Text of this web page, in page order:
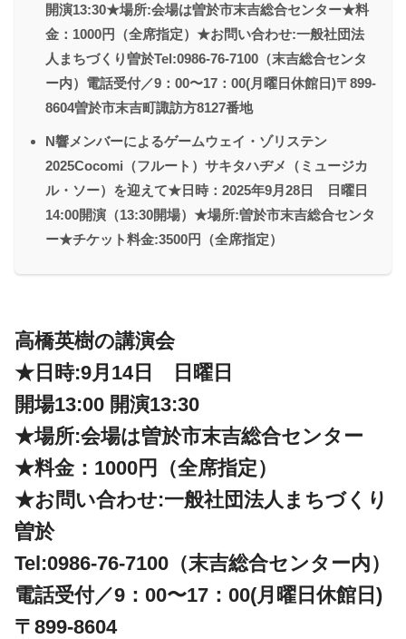
開演13:30★場所:会場は曽於市末吉総合センター★料
金：1000円（全席指定）★お問い合わせ:一般社団法
人まちづくり曽於Tel:0986-76-7100（末吉総合センタ
ー内）電話受付／9：00〜17：00(月曜日休館日)〒899-
8604曽於市末吉町諏訪方8127番地
N響メンバーによるゲームウェイ・ゾリステン
2025Cocomi（フルート）サキタハヂメ（ミュージカ
ル・ソー）を迎えて★日時：2025年9月28日 日曜日
14:00開演（13:30開場）★場所:曽於市末吉総合センタ
ー★チケット料金:3500円（全席指定）
高橋英樹の講演会
★日時:9月14日 日曜日
開場13:00 開演13:30
★場所:会場は曽於市末吉総合センター
★料金：1000円（全席指定）
★お問い合わせ:一般社団法人まちづくり
曽於
Tel:0986-76-7100（末吉総合センター内）
電話受付／9：00〜17：00(月曜日休館日)
〒899-8604